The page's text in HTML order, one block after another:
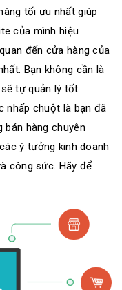
tối ưu nhất giúp
của mình hiệu
đến cửa hàng của
Bạn không cần là
tự quản lý tốt
nhấp chuột là bạn đã
hàng chuyên
ý tưởng kinh doanh
công sức. Hãy để